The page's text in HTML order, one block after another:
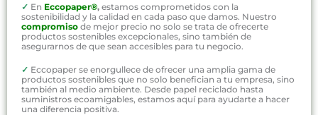
✓ En Eccopaper®, estamos comprometidos con la
sostenibilidad y la calidad en cada paso que damos. Nuestro
compromiso de mejor precio no solo se trata de ofrecerte
productos sostenibles excepcionales, sino también de
asegurarnos de que sean accesibles para tu negocio.
✓ Eccopaper se enorgullece de ofrecer una amplia gama de
productos sostenibles que no solo benefician a tu empresa, sino
también al medio ambiente. Desde papel reciclado hasta
suministros ecoamigables, estamos aquí para ayudarte a hacer
una diferencia positiva.